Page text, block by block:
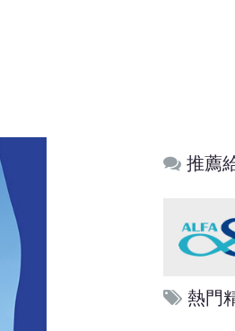
推薦
熱門